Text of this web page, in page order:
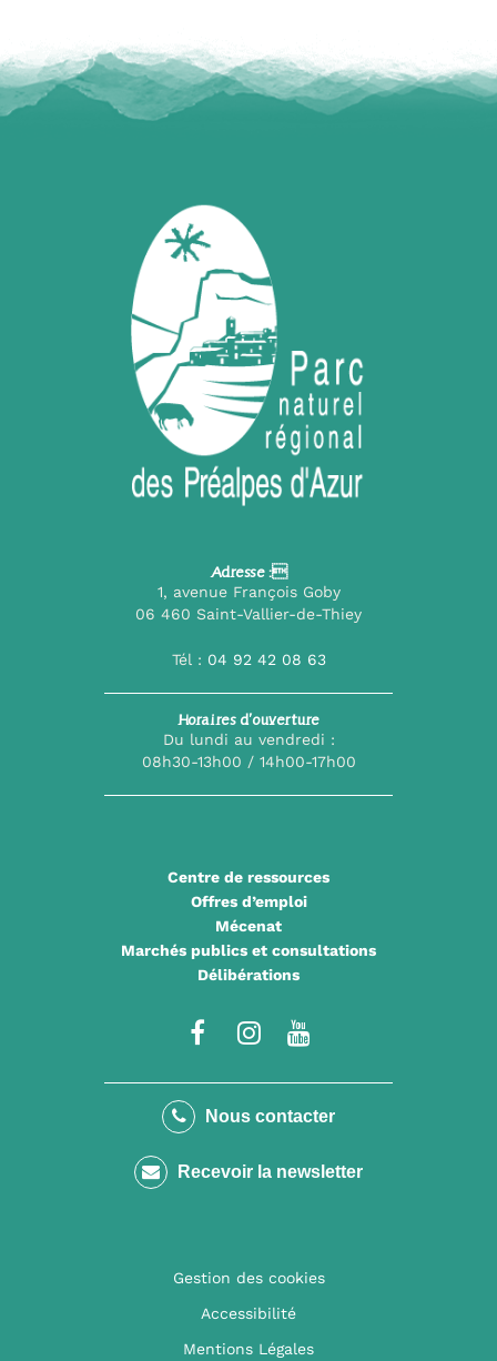
Adresse :
1, avenue François Goby
06 460 Saint-Vallier-de-Thiey
Tél : 04 92 42 08 63
Horaires d’ouverture
Du lundi au vendredi :
08h30-13h00 / 14h00-17h00
Centre de ressources
Offres d’emploi
Mécenat
Marchés publics et consultations
Délibérations
Lien
le
Facebook
Lien
le
Instagram
la
Youtube
Nous contacter
Recevoir la newsletter
Gestion des cookies
Accessibilité
Mentions Légales